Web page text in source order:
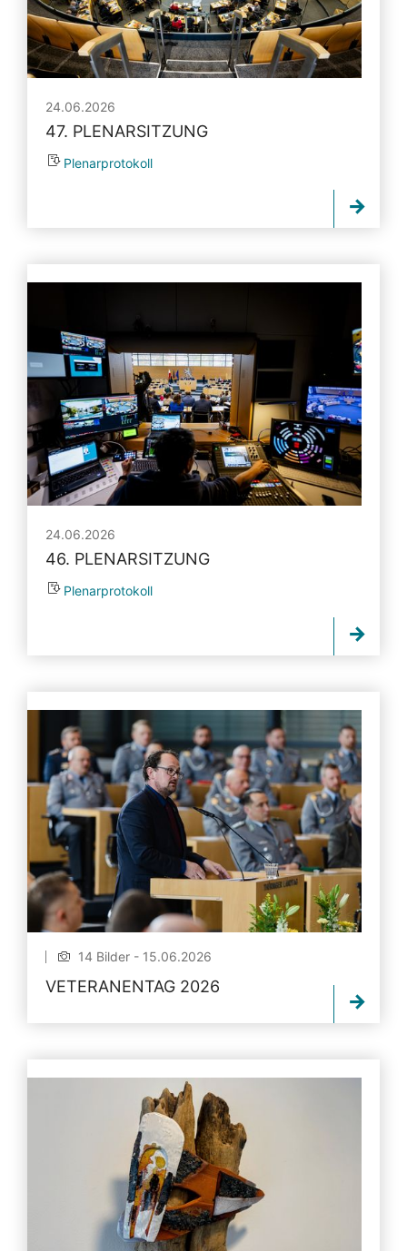
24.06.2026
47. PLENARSITZUNG
Plenarprotokoll
24.06.2026
46. PLENARSITZUNG
Plenarprotokoll
14 Bilder - 15.06.2026
VETERANENTAG 2026